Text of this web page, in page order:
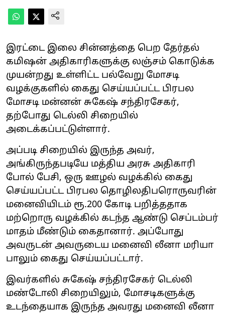
இரட்டை இலை சின்னத்தை பெற தேர்தல்
கமிஷன் அதிகாரிகளுக்கு லஞ்சம் கொடுக்க
முயன்றது உள்ளிட்ட பல்வேறு மோசடி
வழக்குகளில் கைது செய்யப்பட்ட பிரபல
மோசடி மன்னன் சுகேஷ் சந்திரசேகர்,
தற்போது டெல்லி சிறையில்
அடைக்கப்பட்டுள்ளார்.
அப்படி சிறையில் இருந்த அவர்,
அங்கிருந்தபடியே மத்திய அரசு அதிகாரி
போல் பேசி, ஒரு ஊழல் வழக்கில் கைது
செய்யப்பட்ட பிரபல தொழிலதிபரொருவரின்
மனைவியிடம் ரூ.200 கோடி பறித்ததாக
மற்றொரு வழக்கில் கடந்த ஆண்டு செப்டம்பர்
மாதம் மீண்டும் கைதானார். அப்போது
அவருடன் அவருடைய மனைவி லீனா மரியா
பாலும் கைது செய்யப்பட்டார்.
இவர்களில் சுகேஷ் சந்திரசேகர் டெல்லி
மண்டோலி சிறையிலும், மோசடிகளுக்கு
உடந்தையாக இருந்த அவரது மனைவி லீனா